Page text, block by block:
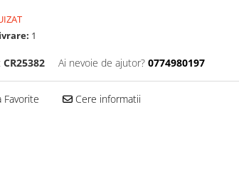
1
CR25382 Ai nevoie de ajutor? 0774980197
Favorite Cere informatii